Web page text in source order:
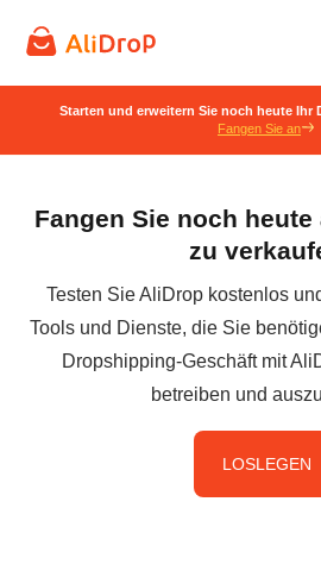
Starten und erweitern Sie noch heute Ihr
Fangen Sie an
Fangen Sie noch
zu
Testen Sie AliDrop kostenlos
Tools und Dienste, die Sie
Dropshipping-Geschäft mit
betreiben und
LOSLEGEN